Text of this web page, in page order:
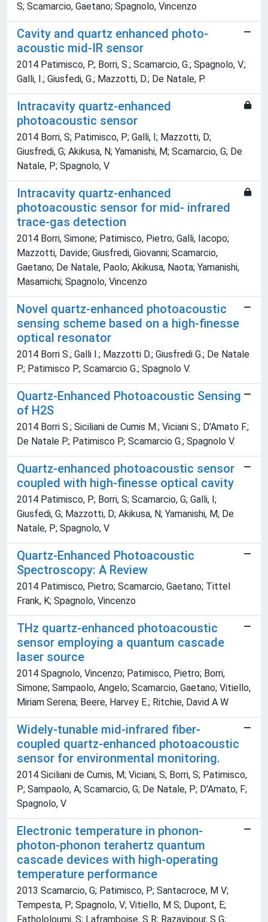
S; Scamarcio, Gaetano; Spagnolo, Vincenzo
Cavity and quartz enhanced photo-
acoustic mid-IR sensor
2014 Patimisco, P.; Borri, S.; Scamarcio, G.; Spagnolo, V.;
Galli, I.; Giusfedi, G.; Mazzotti, D.; De Natale, P.
Intracavity quartz-enhanced
photoacoustic sensor
2014 Borri, S; Patimisco, P; Galli, I; Mazzotti, D;
Giusfredi, G; Akikusa, N; Yamanishi, M; Scamarcio, G; De
Natale, P; Spagnolo, V
Intracavity quartz-enhanced
photoacoustic sensor for mid- infrared
trace-gas detection
2014 Borri, Simone; Patimisco, Pietro; Galli, Iacopo;
Mazzotti, Davide; Giusfredi, Giovanni; Scamarcio,
Gaetano; De Natale, Paolo; Akikusa, Naota; Yamanishi,
Masamichi; Spagnolo, Vincenzo
Novel quartz-enhanced photoacoustic
sensing scheme based on a high-finesse
optical resonator
2014 Borri S.; Galli I.; Mazzotti D.; Giusfredi G.; De Natale
P.; Patimisco P.; Scamarcio G.; Spagnolo V.
Quartz-Enhanced Photoacoustic Sensing
of H2S
2014 Borri S.; Siciliani de Cumis M.; Viciani S.; D'Amato F.;
De Natale P.; Patimisco P.; Scamarcio G.; Spagnolo V.
Quartz-enhanced photoacoustic sensor
coupled with high-finesse optical cavity
2014 Patimisco, P; Borri, S; Scamarcio, G; Galli, I;
Giusfedi, G; Mazzotti, D; Akikusa, N; Yamanishi, M; De
Natale, P; Spagnolo, V
Quartz-Enhanced Photoacoustic
Spectroscopy: A Review
2014 Patimisco, Pietro; Scamarcio, Gaetano; Tittel
Frank, K; Spagnolo, Vincenzo
THz quartz-enhanced photoacoustic
sensor employing a quantum cascade
laser source
2014 Spagnolo, Vincenzo; Patimisco, Pietro; Borri,
Simone; Sampaolo, Angelo; Scamarcio, Gaetano; Vitiello,
Miriam Serena; Beere, Harvey E.; Ritchie, David A W
Widely-tunable mid-infrared fiber-
coupled quartz-enhanced photoacoustic
sensor for environmental monitoring.
2014 Siciliani de Cumis, M; Viciani, S; Borri, S; Patimisco,
P; Sampaolo, A; Scamarcio, G; De Natale, P; D'Amato, F;
Spagnolo, V
Electronic temperature in phonon-
photon-phonon terahertz quantum
cascade devices with high-operating
temperature performance
2013 Scamarcio, G; Patimisco, P; Santacroce, M V;
Tempesta, P; Spagnolo, V; Vitiello, M S; Dupont, E;
Fathololoumi, S; Laframboise, S R; Razavipour, S G;